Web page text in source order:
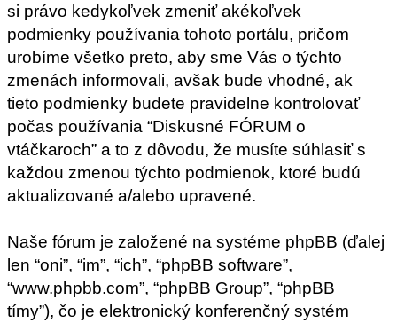
si právo kedykoľvek zmeniť akékoľvek
podmienky používania tohoto portálu, pričom
urobíme všetko preto, aby sme Vás o týchto
zmenách informovali, avšak bude vhodné, ak
tieto podmienky budete pravidelne kontrolovať
počas používania “Diskusné FÓRUM o
vtáčkaroch” a to z dôvodu, že musíte súhlasiť s
každou zmenou týchto podmienok, ktoré budú
aktualizované a/alebo upravené.
Naše fórum je založené na systéme phpBB (ďalej
len “oni”, “im”, “ich”, “phpBB software”,
“www.phpbb.com”, “phpBB Group”, “phpBB
tímy”), čo je elektronický konferenčný systém